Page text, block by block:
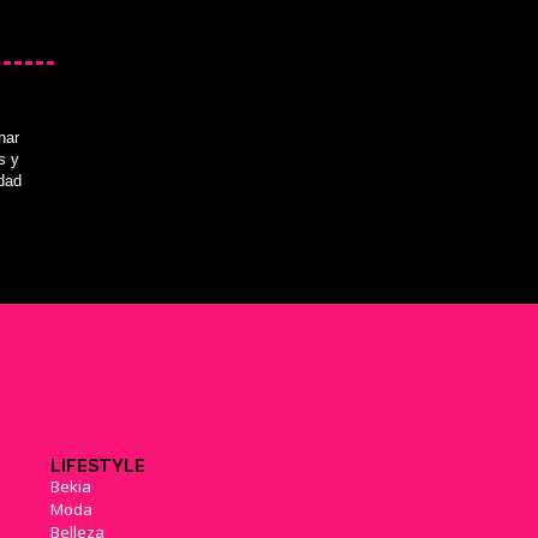
y
LIFESTYLE
Bekia
Moda
Belleza